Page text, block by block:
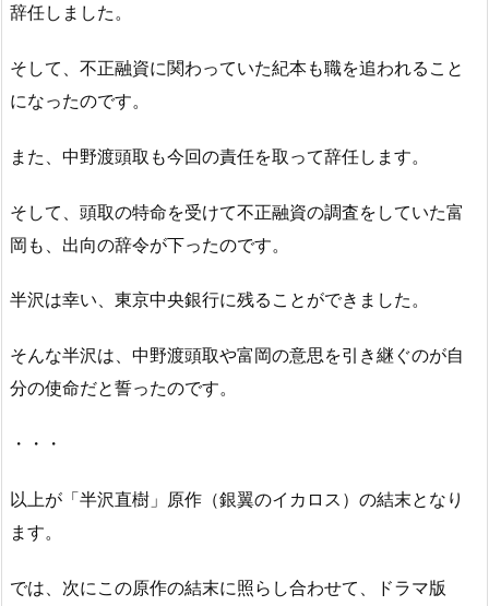
辞任しました。
そして、不正融資に関わっていた紀本も職を追われること
になったのです。
また、中野渡頭取も今回の責任を取って辞任します。
そして、頭取の特命を受けて不正融資の調査をしていた富
岡も、出向の辞令が下ったのです。
半沢は幸い、東京中央銀行に残ることができました。
そんな半沢は、中野渡頭取や富岡の意思を引き継ぐのが自
分の使命だと誓ったのです。
・・・
以上が「半沢直樹」原作（銀翼のイカロス）の結末となり
ます。
では、次にこの原作の結末に照らし合わせて、ドラマ版